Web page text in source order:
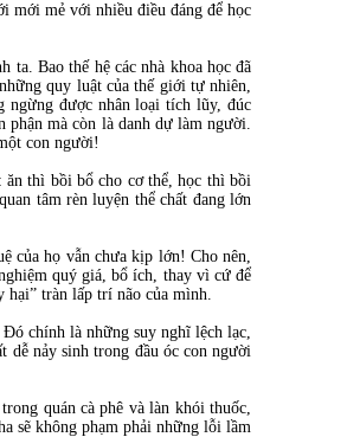
mới mẻ với nhiều điều đáng để học
ta. Bao thế hệ các nhà khoa học đã
quy luật của thế giới tự nhiên,
ngừng được nhân loại tích lũy, đúc
phận mà còn là danh dự làm người.
con người!
ăn thì bồi bổ cho cơ thể, học thì bồi
tâm rèn luyện thể chất đang lớn
của họ vẫn chưa kịp lớn! Cho nên,
quý giá, bổ ích, thay vì cứ để
hại” tràn lấp trí não của mình.
chính là những suy nghĩ lệch lạc,
dễ nảy sinh trong đầu óc con người
quán cà phê và làn khói thuốc,
sẽ không phạm phải những lỗi lầm